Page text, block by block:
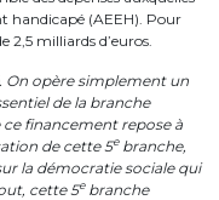
handicapé (AEEH). Pour
2,5 milliards d’euros.
On opère simplement un
de la branche
ce financement repose à
de cette 5ebranche,
la démocratie sociale qui
cette 5ebranche